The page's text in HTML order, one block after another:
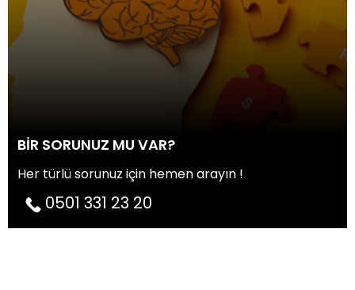
BİR SORUNUZ MU VAR?
Her türlü sorunuz için hemen arayın !
0501 331 23 20